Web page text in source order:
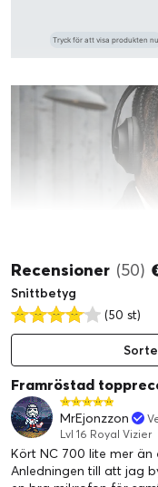
Tryck för att visa produkten nu
Recensioner (50)
Snittbetyg
(50 st)
Framröstad
MrEjonzzon
Lvl 16 Royal Vizier
Kört NC 700 lite mer än
Anledningen till att jag